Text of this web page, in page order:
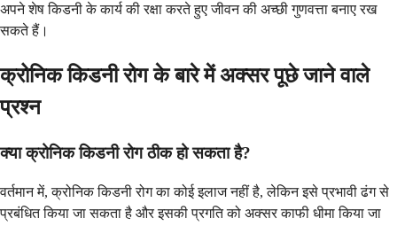
अपने शेष किडनी के कार्य की रक्षा करते हुए जीवन की अच्छी गुणवत्ता बनाए रख
सकते हैं।
क्रोनिक किडनी रोग के बारे में अक्सर पूछे जाने वाले
प्रश्न
क्या क्रोनिक किडनी रोग ठीक हो सकता है?
वर्तमान में, क्रोनिक किडनी रोग का कोई इलाज नहीं है, लेकिन इसे प्रभावी ढंग से
प्रबंधित किया जा सकता है और इसकी प्रगति को अक्सर काफी धीमा किया जा